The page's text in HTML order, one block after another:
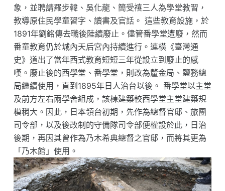
象，並聘請羅步韓、吳化龍、簡受禧三人為學堂教習，
教導原住民學童習字、讀書及官話。 這些教育設施，於
1891年劉銘傳去職後陸續廢止。儘管番學堂遭廢，然而
番童教育仍於城內天后宮內持續進行。連橫《臺灣通
史》道出了當年西式教育短短三年從設立到廢止的感
嘆。廢止後的西學堂、番學堂，則改為釐金局、鹽務總
局繼續使用，直到1895年日人治台以後。 番學堂以主堂
及前方左右兩學舍組成，該棟建築較西學堂主堂建築規
模稍大。因此，日本領台初期，先作為總督官邸、旅團
司令部，以及後改制的守備隊司令部便權設於此，日治
後期，再因其曾作為乃木希典總督之官邸，而將其更為
「乃木館」使用。